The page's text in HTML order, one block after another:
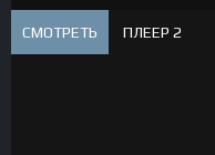
СМОТРЕТЬ ПЛЕЕР 2